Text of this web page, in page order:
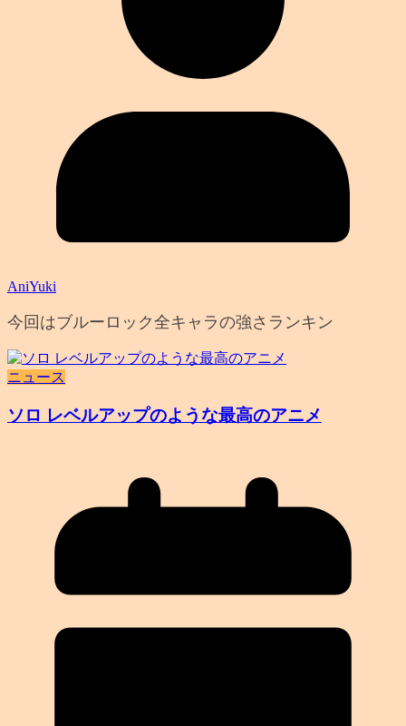
AniYuki
今回はブルーロック全キャラの強さランキン
ニュース
ソロ レベルアップのような最高のアニメ